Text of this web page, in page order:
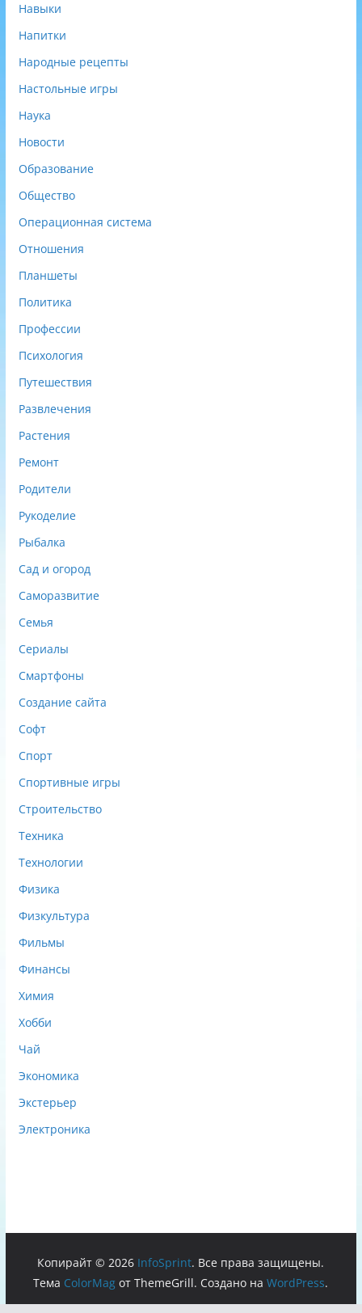
Навыки
Напитки
Народные рецепты
Настольные игры
Наука
Новости
Образование
Общество
Операционная система
Отношения
Планшеты
Политика
Профессии
Психология
Путешествия
Развлечения
Растения
Ремонт
Родители
Рукоделие
Рыбалка
Сад и огород
Саморазвитие
Семья
Сериалы
Смартфоны
Создание сайта
Софт
Спорт
Спортивные игры
Строительство
Техника
Технологии
Физика
Физкультура
Фильмы
Финансы
Химия
Хобби
Чай
Экономика
Экстерьер
Электроника
Копирайт © 2026 InfoSprint. Все права защищены.
Тема ColorMag от ThemeGrill. Создано наWordPress.